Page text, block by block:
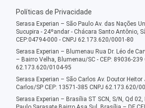
Políticas de Privacidade
Serasa Experian – São Paulo Av. das Nações
Sucupira - 24ºandar - Chácara Santo Antônio,
CEP:04794-000 - CNPJ 62.173.620/0001-80
Serasa Experian – Blumenau Rua Dr. Léo de
– Bairro Velha, Blumenau/SC - CEP: 89036-239
62.173.620/0104-95
Serasa Experian – São Carlos Av. Doutor
Carlos/SP CEP: 13571-385 CNPJ 62.173.620/
Serasa Experian – Brasília ST SCN, S/N, Qd 02,